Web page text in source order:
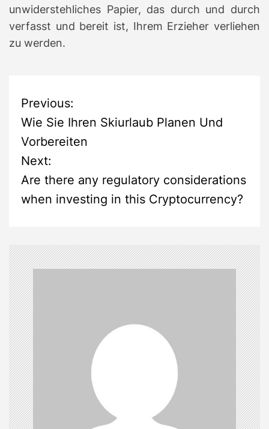
unwiderstehliches Papier, das durch und durch
verfasst und bereit ist, Ihrem Erzieher verliehen
zu werden.
P
o
s
t
a
v
i
g
a
t
i
Previous:
Wie Sie Ihren Skiurlaub Planen Und
Vorbereiten
Next:
Are there any regulatory considerations
when investing in this Cryptocurrency?